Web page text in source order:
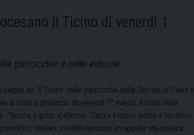
Il Ticino di venerdì 1
parrocchie e nelle edicole
pagina de “il Ticino” nelle parrocchie della Diocesi di Pavia e
di tutta la provincia da venerdì 1° marzo, il titolo della
“Becca, il grido d’allarme: ‘Senza il nuovo ponte il territorio
sindaci, cittadini lanciano un appello alla politica.